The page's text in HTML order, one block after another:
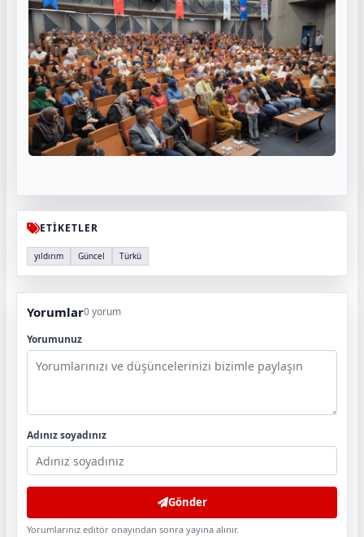
ETİKETLER
yıldırım Güncel Türkü
Yorumlar0 yorum
Yorumunuz
Adınız soyadınız
Gönder
Yorumlarınız editör onayından sonra yayına alınır.